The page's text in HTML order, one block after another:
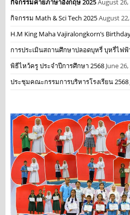
กิจกรรมค่ายภาษาอังกฤษ 2025August 26,
กิจกรรม Math & Sci Tech 2025August
H.M King Maha Vajiralongkorn’s
การประเมินสถานศึกษาปลอดบุหรี่ บุหรี่ไฟฟ้
พิธีไหว้ครู ประจำปีการศึกษา 2568 June
ประชุมคณะกรรมการบริหารโรงเรียน 2568